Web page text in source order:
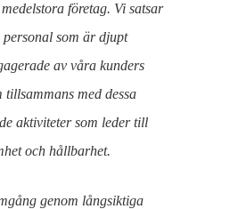
företag. Vi satsar
som är djupt
av våra kunders
tillsammans med dessa
aktiviteter som leder till
och hållbarhet.
genom långsiktiga